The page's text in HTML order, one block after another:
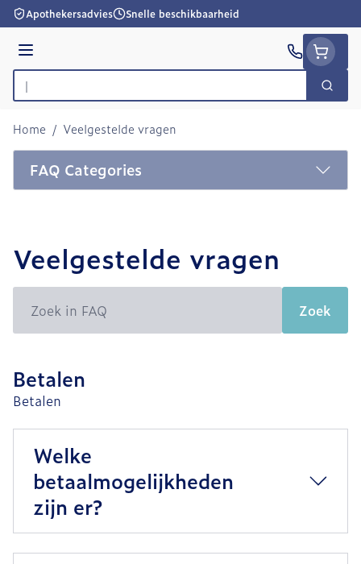
Ga naar de inhoud
Apothekersadvies Snelle beschikbaarheid
Menu
Product, merk, categorie...
Zoek
Home / Veelgestelde vragen
FAQ Categories
Veelgestelde vragen
Zoek
Betalen
Betalen
Welke
betaalmogelijkheden
zijn er?